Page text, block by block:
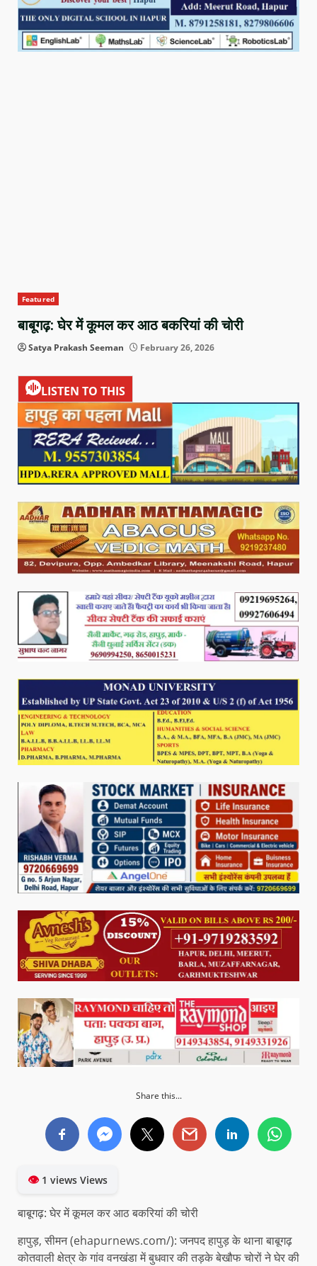
Featured
बाबूगढ़: घेर में कूमल कर आठ बकरियां की चोरी
Satya Prakash Seeman February 26, 2026
LISTEN TO THIS
Share this...
👁1 views Views
बाबूगढ़: घेर में कूमल कर आठ बकरियां की चोरी
हापुड़, सीमन (ehapurnews.com/): जनपद हापुड़ के थाना बाबूगढ़
कोतवाली क्षेत्र के गांव वनखंडा में बुधवार की तड़के बेखौफ चोरों ने घेर की